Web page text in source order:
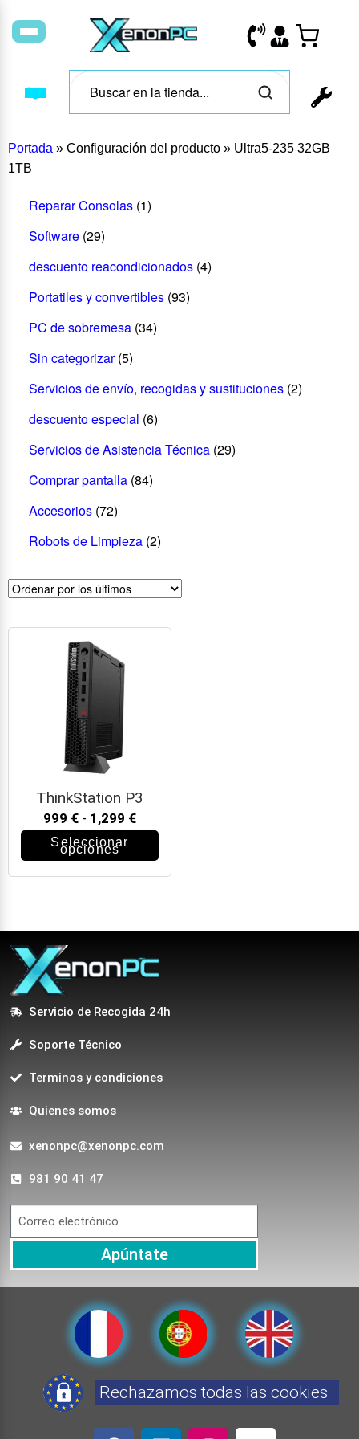
Portada » Configuración del producto » Ultra5-235 32GB
1TB
Reparar Consolas (1)
Software (29)
descuento reacondicionados (4)
Portatiles y convertibles (93)
PC de sobremesa (34)
Sin categorizar (5)
Servicios de envío, recogidas y sustituciones (2)
descuento especial (6)
Servicios de Asistencia Técnica (29)
Comprar pantalla (84)
Accesorios (72)
Robots de Limpieza (2)
ThinkStation P3
999 € - 1,299 €
Seleccionar
opciones
Servicio de Recogida 24h
Soporte Técnico
Terminos y condiciones
Quienes somos
xenonpc@xenonpc.com
981 90 41 47
Apúntate
Rechazamos todas las cookies